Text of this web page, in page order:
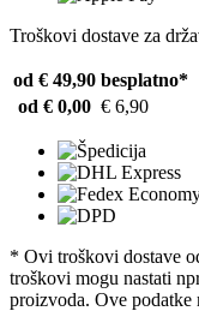
Troškovi dostave za
od € 49,90 besplatno*
od € 0,00 € 6,90
* Ovi troškovi dostave
troškovi mogu nastati
proizvoda. Ove podatke